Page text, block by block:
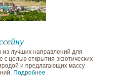
из лучших направлений для
с целью открытия экзотических
и предлагающих массу
Подробнее